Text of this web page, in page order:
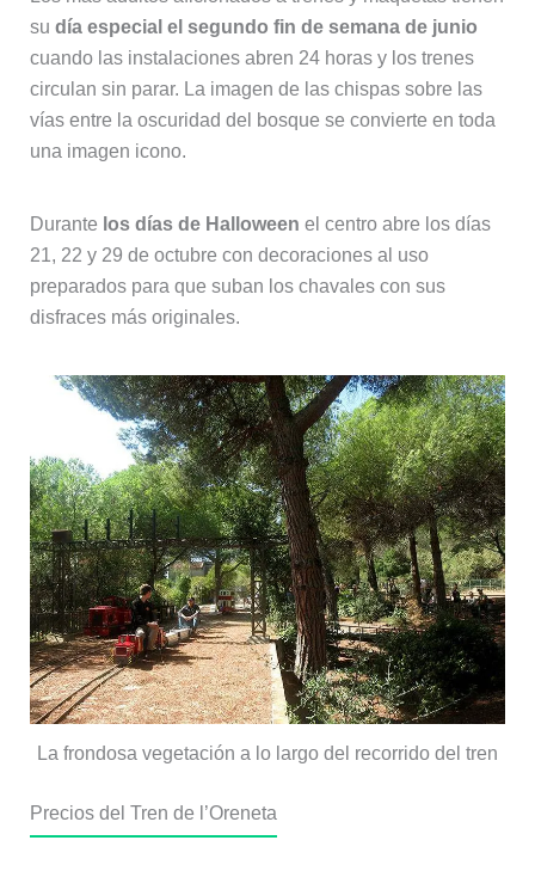
su día especial el segundo fin de semana de junio
cuando las instalaciones abren 24 horas y los trenes
circulan sin parar. La imagen de las chispas sobre las
vías entre la oscuridad del bosque se convierte en toda
una imagen icono.
Durante los días de Halloween el centro abre los días
21, 22 y 29 de octubre con decoraciones al uso
preparados para que suban los chavales con sus
disfraces más originales.
La frondosa vegetación a lo largo del recorrido del tren
Precios del Tren de l’Oreneta